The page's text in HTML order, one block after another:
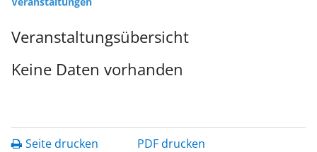
Veranstaltungsübersicht
Keine Daten vorhanden
Seite drucken
PDF drucken